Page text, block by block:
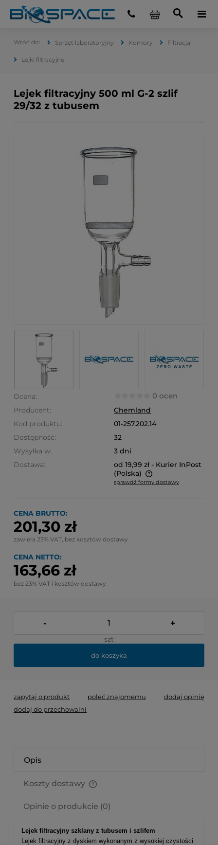
Sprzęt laboratoryjny Komory Filtracja
Lejki filtracyjne
Lejek filtracyjny 500 ml G-2 szlif
29/32 z tubusem
Ocena: 0 ocen
Producent:
Chemland
Kod produktu:
01-257.202.14
Dostępność:
32
Wysyłka w:
3 dni
Dostawa:
od 19,99 zł - Kurier InPost
(Polska)
Cena nie zawiera ewentualnych kosztów płatności
sprawdź formy dostawy
CENA BRUTTO:
201,30 zł
zawiera 23% VAT, bez kosztów dostawy
CENA NETTO:
163,66 zł
bez 23% VAT i kosztów dostawy
- +
szt
do koszyka
zapytaj o produkt poleć znajomemu
dodaj opinię
dodaj do przechowalni
Opis
Koszty dostawy
Opinie o produkcie (0)
Lejek filtracyjny szklany z tubusem i szlifem
Lejek filtracyjny z dyskiem wykonanym z wysokiej czystości